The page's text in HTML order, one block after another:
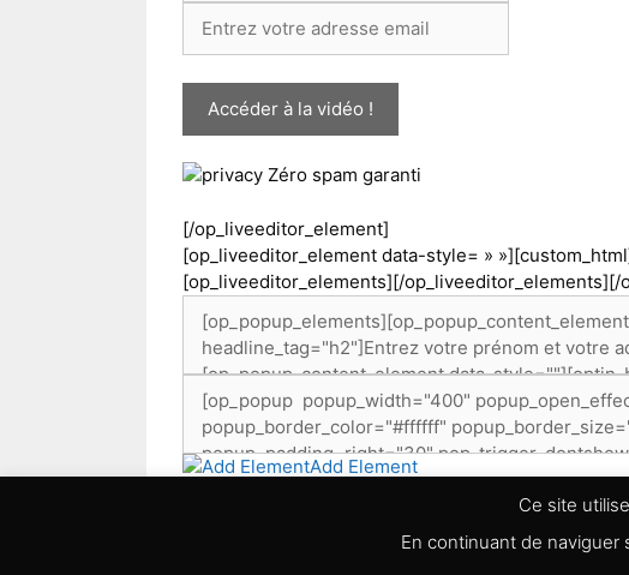
Accéder à la vidéo !
Zéro spam garanti
[/op_liveeditor_element]
[op_liveeditor_element data-style= »
[op_liveeditor_elements][/op_liveeditor_elements][/
Add Element
© 2026 Batterie En Ligne -
Ce site
En continuant de